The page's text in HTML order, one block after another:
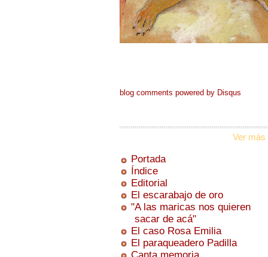
blog comments powered by Disqus
Ver más
Portada
Índice
Editorial
El escarabajo de oro
"A las maricas nos quieren
sacar de acá"
El caso Rosa Emilia
El paraqueadero Padilla